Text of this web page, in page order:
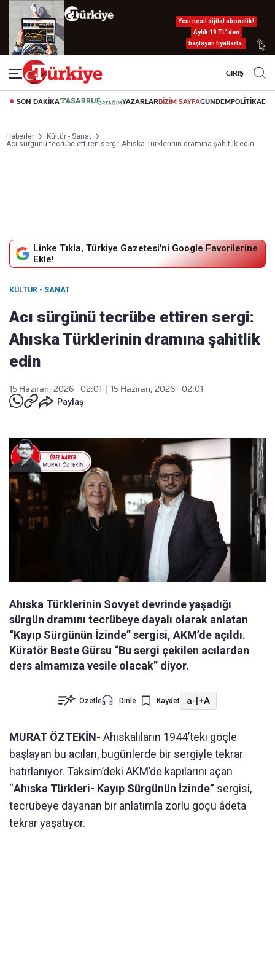
Yeni nesil dijital abonelik!
Aylık 19 TL’ den
başlayan fiyatlarla.
GİRİŞ
SON DAKİKA YAZARLARBİZİM SAYFAGÜNDEMPOLİTİKA
Haberler
Kültür - Sanat
Acı sürgünü tecrübe ettiren sergi: Ahıska Türklerinin dramına şahitlik edin
Linke Tıkla, Türkiye Gazetesi'ni Google Favorilerine
Ekle!
KÜLTÜR - SANAT
Acı sürgünü tecrübe ettiren sergi:
Ahıska Türklerinin dramına şahitlik
edin
15 Haziran, 2026 - 02:01
15 Haziran, 2026 - 02:01
Paylaş
Ahıska Türklerinin Sovyet devrinde yaşadığı
sürgün dramını tecrübeye dayalı olarak anlatan
“Kayıp Sürgünün İzinde” sergisi, AKM’de açıldı.
Küratör Beste Gürsu “Bu sergi çekilen acılardan
ders almamıza vesile olacak” diyor.
Özetle Dinle Kaydet a-|+A
MURAT ÖZTEKİN- Ahıskalıların 1944’teki göçle
başlayan bu acıları, bugünlerde bir sergiyle tekrar
hatırlanıyor. Taksim’deki AKM’de kapılarını açan
“Ahıska Türkleri- Kayıp Sürgünün İzinde” sergisi,
tecrübeye dayanan bir anlatımla zorlu göçü âdeta
tekrar yaşatıyor.